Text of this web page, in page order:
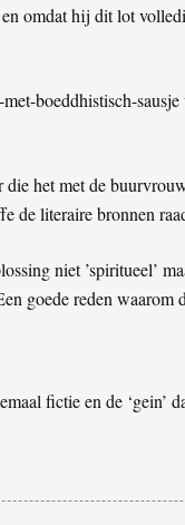
omdat hij dit lot
boeddhistisch-
het met de
de literaire bronnen
niet ’spiritueel’
goede reden waarom
fictie en de ‘gein’